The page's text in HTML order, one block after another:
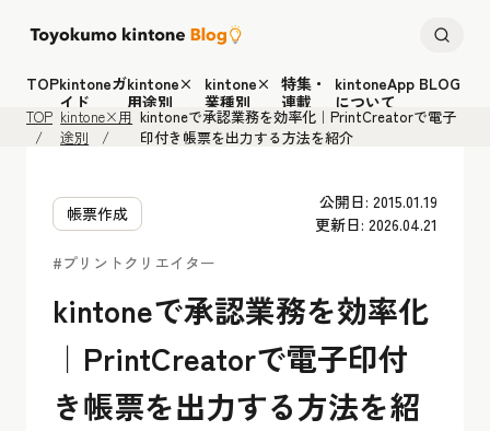
TOPkintoneガ
イド
kintone×
用途別
kintone×
業種別
特集・
連載
kintoneApp BLOG
について
TOP kintone×用
途別
kintoneで承認業務を効率化｜PrintCreatorで電子
印付き帳票を出力する方法を紹介
帳票作成
公開日: 2015.01.19
更新日: 2026.04.21
#プリントクリエイター
kintoneで承認業務を効率化
｜PrintCreatorで電子印付
き帳票を出力する方法を紹